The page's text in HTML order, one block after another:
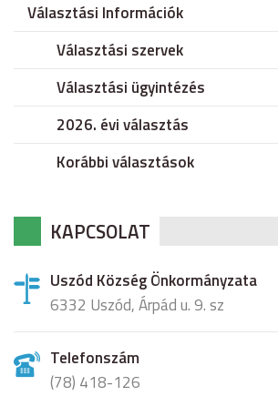
Választási Információk
Választási szervek
Választási ügyintézés
2026. évi választás
Korábbi választások
KAPCSOLAT
Uszód Község Önkormányzata
6332 Uszód, Árpád u. 9. sz
Telefonszám
(78) 418-126